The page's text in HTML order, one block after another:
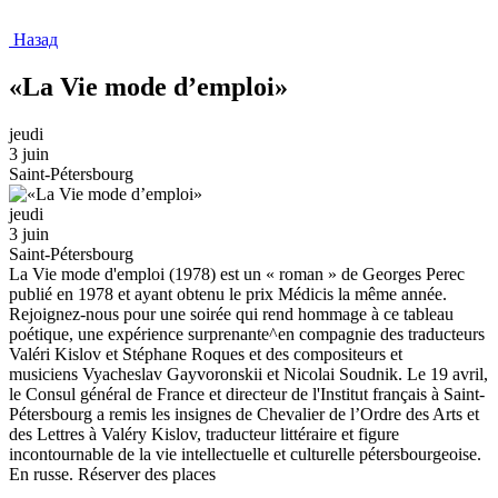
Назад
«La Vie mode d’emploi»
jeudi
3 juin
Saint-Pétersbourg
jeudi
3 juin
Saint-Pétersbourg
La Vie mode d'emploi (1978) est un « roman » de Georges Perec
publié en 1978 et ayant obtenu le prix Médicis la même année.
Rejoignez-nous pour une soirée qui rend hommage à ce tableau
poétique, une expérience surprenante^en compagnie des traducteurs
Valéri Kislov et Stéphane Roques et des compositeurs et
musiciens Vyacheslav Gayvoronskii et Nicolai Soudnik. Le 19 avril,
le Consul général de France et directeur de l'Institut français à Saint-
Pétersbourg a remis les insignes de Chevalier de l’Ordre des Arts et
des Lettres à Valéry Kislov, traducteur littéraire et figure
incontournable de la vie intellectuelle et culturelle pétersbourgeoise.
En russe. Réserver des places